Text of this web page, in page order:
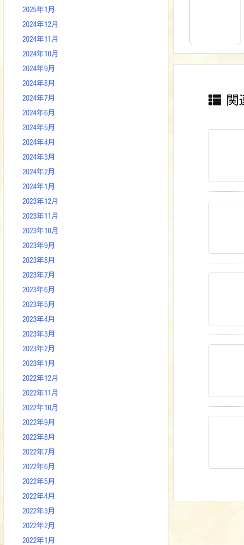
関
2025年1月
2024年12月
2024年11月
2024年10月
2024年9月
2024年8月
2024年7月
2024年6月
2024年5月
2024年4月
2024年3月
2024年2月
2024年1月
2023年12月
2023年11月
2023年10月
2023年9月
2023年8月
2023年7月
2023年6月
2023年5月
2023年4月
2023年3月
2023年2月
2023年1月
2022年12月
2022年11月
2022年10月
2022年9月
2022年8月
2022年7月
2022年6月
2022年5月
2022年4月
2022年3月
2022年2月
2022年1月